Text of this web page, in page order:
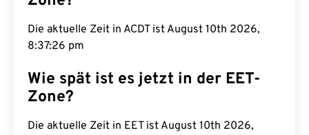
Die aktuelle Zeit in ACDT ist August 10th 2026,
8:37:27 pm
Wie spät ist es jetzt in der EET-
Zone?
Die aktuelle Zeit in EET ist August 10th 2026,